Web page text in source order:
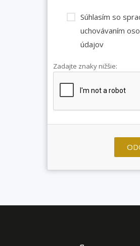
Súhlasím so
uchovávaním
údajov
Zadajte znaky nižšie: